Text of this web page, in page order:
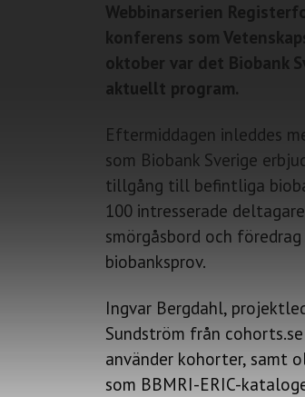
Webbinarserien
konferens som
oktober var det Biobank
aktuellt program.
Eftermiddagen inleddes
som Biobank Sverige
tillgång till befintliga
100 intresserade
smörgåsbord och
biobanksprov.
Ingvar Bergdahl,
Sundström från
använder kohorter, samt
som BBMRI-ERIC-